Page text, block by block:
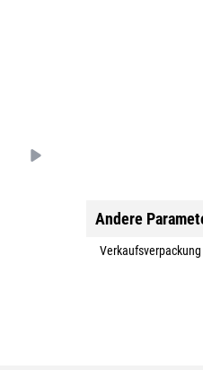
Andere
Verkaufsverpackung